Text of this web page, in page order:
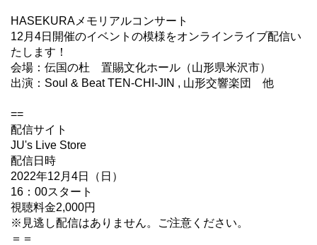
HASEKURAメモリアルコンサート
12月4日開催のイベントの模様をオンラインライブ配信い
たします！
会場：伝国の杜 置賜文化ホール（山形県米沢市）
出演：Soul & Beat TEN-CHI-JIN , 山形交響楽団 他
==
配信サイト
JU's Live Store
配信日時
2022年12月4日（日）
16：00スタート
視聴料金2,000円
※見逃し配信はありません。ご注意ください。
＝＝